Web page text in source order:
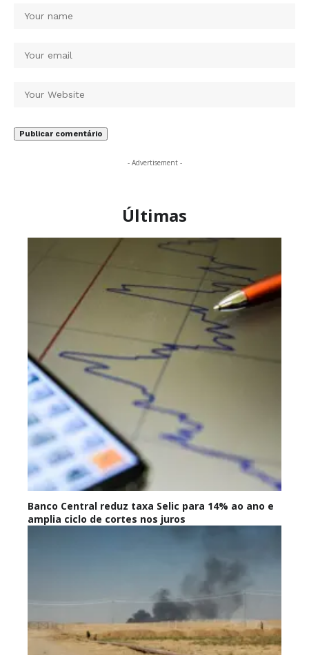
- Advertisement -
Últimas
Banco Central reduz taxa Selic para 14% ao ano e
amplia ciclo de cortes nos juros